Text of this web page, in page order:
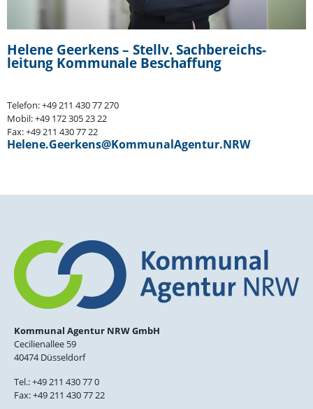
Helene Geerkens – Stellv. Sachbe­reichs­
leitung Kommunale Beschaffung
Telefon: +49 211 430 77 270
Mobil: +49 172 305 23 22
Fax: +49 211 430 77 22
Helene.Geerkens@KommunalAgentur.NRW
Kommunal Agentur NRW GmbH
Cecilienallee 59
40474 Düsseldorf
Tel.: +49 211 430 77 0
Fax: +49 211 430 77 22